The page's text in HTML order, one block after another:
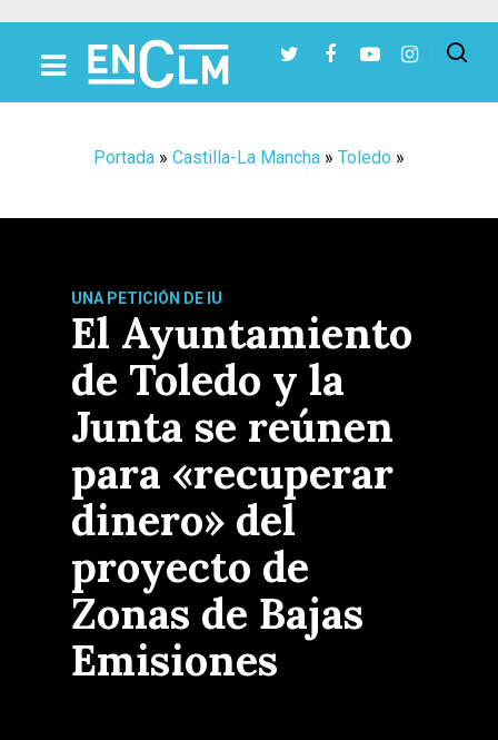
Portada » Castilla-La Mancha » Toledo »
UNA PETICIÓN DE IU
El Ayuntamiento
de Toledo y la
Junta se reúnen
para «recuperar
dinero» del
proyecto de
Zonas de Bajas
Emisiones